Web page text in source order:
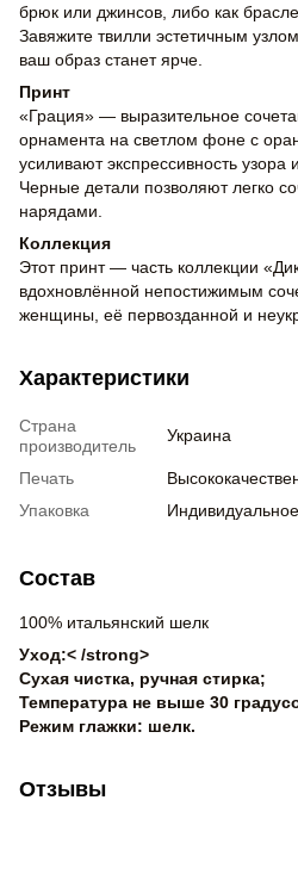
брюк или джинсов, либо как
Завяжите твилли эстетичным
ваш образ станет ярче.
Принт
«Грация» — выразительное
орнамента на светлом фоне с
усиливают экспрессивность
Черные детали позволяют легко
нарядами.
Коллекция
Этот принт — часть коллекции
вдохновлённой непостижимым
женщины, её первозданной и
Характеристики
Страна
производитель
Украина
Печать
Упаковка
Индивидуальное
Состав
100% итальянский шелк
Уход:< /strong>
Сухая чистка, ручная стирка;
Температура не выше 30
Режим глажки: шелк.
Отзывы